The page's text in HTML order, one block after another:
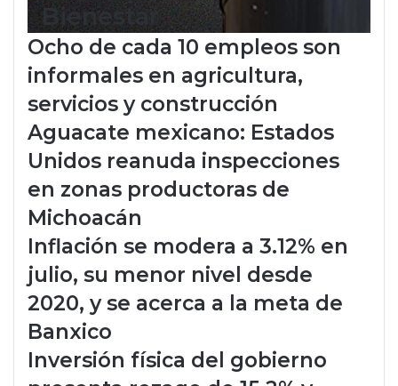
Bienestar
Ocho de cada 10 empleos son
informales en agricultura,
servicios y construcción
Aguacate mexicano: Estados
Unidos reanuda inspecciones
en zonas productoras de
Michoacán
Inflación se modera a 3.12% en
julio, su menor nivel desde
2020, y se acerca a la meta de
Banxico
Inversión física del gobierno